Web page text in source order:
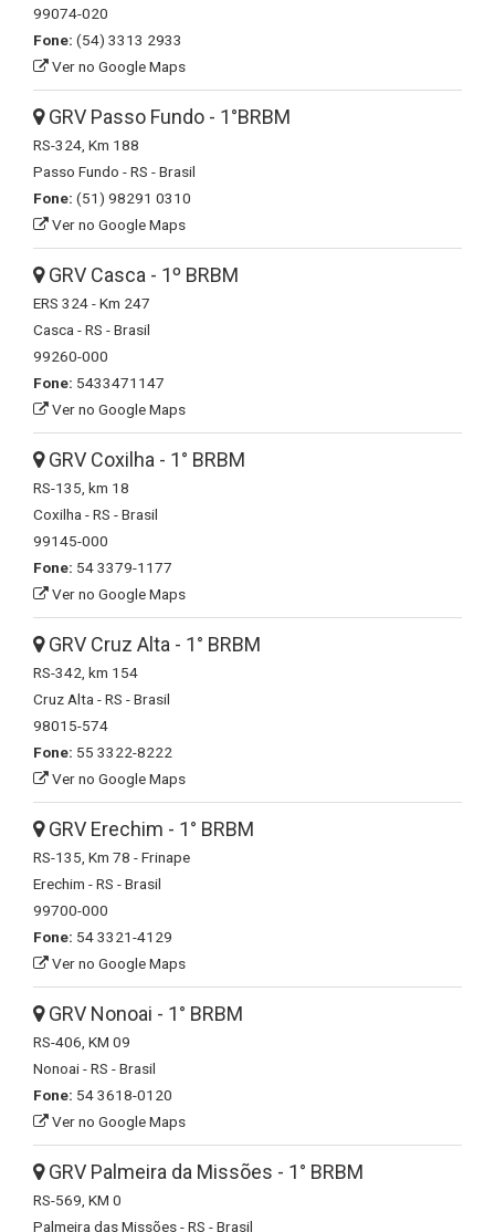
99074-020
Fone: (54) 3313 2933
Ver no Google Maps
GRV Passo Fundo - 1°BRBM
RS-324, Km 188
Passo Fundo - RS - Brasil
Fone: (51) 98291 0310
Ver no Google Maps
GRV Casca - 1º BRBM
ERS 324 - Km 247
Casca - RS - Brasil
99260-000
Fone: 5433471147
Ver no Google Maps
GRV Coxilha - 1° BRBM
RS-135, km 18
Coxilha - RS - Brasil
99145-000
Fone: 54 3379-1177
Ver no Google Maps
GRV Cruz Alta - 1° BRBM
RS-342, km 154
Cruz Alta - RS - Brasil
98015-574
Fone: 55 3322-8222
Ver no Google Maps
GRV Erechim - 1° BRBM
RS-135, Km 78 - Frinape
Erechim - RS - Brasil
99700-000
Fone: 54 3321-4129
Ver no Google Maps
GRV Nonoai - 1° BRBM
RS-406, KM 09
Nonoai - RS - Brasil
Fone: 54 3618-0120
Ver no Google Maps
GRV Palmeira da Missões - 1° BRBM
RS-569, KM 0
Palmeira das Missões - RS - Brasil